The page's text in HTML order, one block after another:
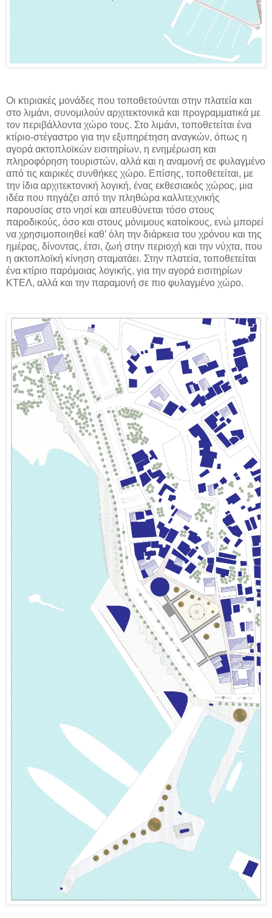
Οι κτιριακές μονάδες που τοποθετούνται στην πλατεία και
στο λιμάνι, συνομιλούν αρχιτεκτονικά και προγραμματικά με
τον περιβάλλοντα χώρο τους. Στο λιμάνι, τοποθετείται ένα
κτίριο-στέγαστρο για την εξυπηρέτηση αναγκών, όπως η
αγορά ακτοπλοϊκών εισιτηρίων, η ενημέρωση και
πληροφόρηση τουριστών, αλλά και η αναμονή σε φυλαγμένο
από τις καιρικές συνθήκες χώρο. Επίσης, τοποθετείται, με
την ίδια αρχιτεκτονική λογική, ένας εκθεσιακός χώρος, μια
ιδέα που πηγάζει από την πληθώρα καλλιτεχνικής
παρουσίας στο νησί και απευθύνεται τόσο στους
παροδικούς, όσο και στους μόνιμους κατοίκους, ενώ μπορεί
να χρησιμοποιηθεί καθ’ όλη την διάρκεια του χρόνου και της
ημέρας, δίνοντας, έτσι, ζωή στην περιοχή και την νύχτα, που
η ακτοπλοϊκή κίνηση σταματάει. Στην πλατεία, τοποθετείται
ένα κτίριο παρόμοιας λογικής, για την αγορά εισιτηρίων
ΚΤΕΛ, αλλά και την παραμονή σε πιο φυλαγμένο χώρο.